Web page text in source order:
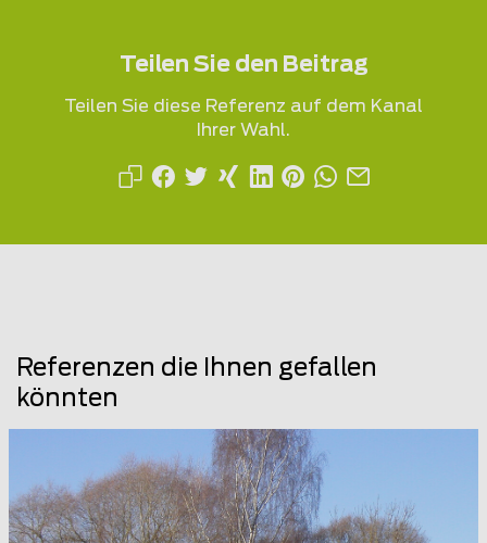
Teilen Sie den Beitrag
Teilen Sie diese Referenz auf dem Kanal
Ihrer Wahl.
Referenzen die Ihnen gefallen
könnten